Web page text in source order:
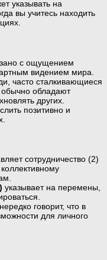
указывать на
вы учитесь находить
с ощущением
видением мира.
часто сталкивающиеся
обычно обладают
других.
позитивно и
сотрудничество (2)
указывает на перемены,
говорит, что в
для личного